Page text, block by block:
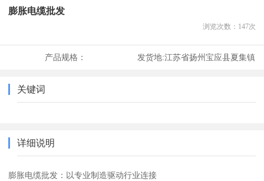
膨胀电缆批发
浏览次数： 147次
产品规格： 发货地:江苏省扬州宝应县夏集镇
关键词
详细说明
膨胀电缆批发：以专业制造驱动行业连接